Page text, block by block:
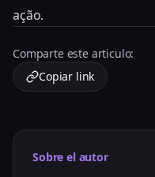
ação.
Comparte este articulo:
Copiar link
Sobre el autor